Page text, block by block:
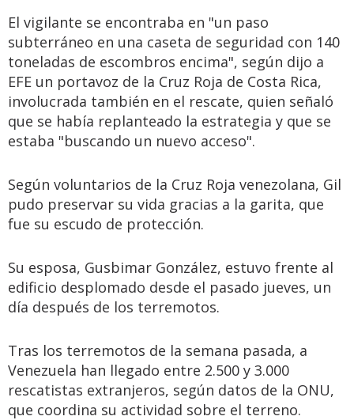
El vigilante se encontraba en "un paso
subterráneo en una caseta de seguridad con 140
toneladas de escombros encima", según dijo a
EFE un portavoz de la Cruz Roja de Costa Rica,
involucrada también en el rescate, quien señaló
que se había replanteado la estrategia y que se
estaba "buscando un nuevo acceso".
Según voluntarios de la Cruz Roja venezolana, Gil
pudo preservar su vida gracias a la garita, que
fue su escudo de protección.
Su esposa, Gusbimar González, estuvo frente al
edificio desplomado desde el pasado jueves, un
día después de los terremotos.
Tras los terremotos de la semana pasada, a
Venezuela han llegado entre 2.500 y 3.000
rescatistas extranjeros, según datos de la ONU,
que coordina su actividad sobre el terreno.